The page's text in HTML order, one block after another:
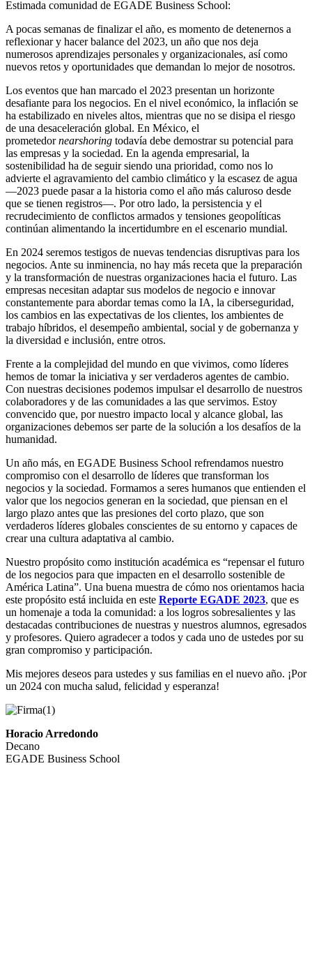
Estimada comunidad de EGADE Business School:
A pocas semanas de finalizar el año, es momento de detenernos a
reflexionar y hacer balance del 2023, un año que nos deja
numerosos aprendizajes personales y organizacionales, así como
nuevos retos y oportunidades que demandan lo mejor de nosotros.
Los eventos que han marcado el 2023 presentan un horizonte
desafiante para los negocios. En el nivel económico, la inflación se
ha estabilizado en niveles altos, mientras que no se disipa el riesgo
de una desaceleración global. En México, el
prometedornearshoring todavía debe demostrar su potencial para
las empresas y la sociedad. En la agenda empresarial, la
sostenibilidad ha de seguir siendo una prioridad, como nos lo
advierte el agravamiento del cambio climático y la escasez de agua
—2023 puede pasar a la historia como el año más caluroso desde
que se tienen registros—. Por otro lado, la persistencia y el
recrudecimiento de conflictos armados y tensiones geopolíticas
continúan alimentando la incertidumbre en el escenario mundial.
En 2024 seremos testigos de nuevas tendencias disruptivas para los
negocios. Ante su inminencia, no hay más receta que la preparación
y la transformación de nuestras organizaciones hacia el futuro. Las
empresas necesitan adaptar sus modelos de negocio e innovar
constantemente para abordar temas como la IA, la ciberseguridad,
los cambios en las expectativas de los clientes, los ambientes de
trabajo híbridos, el desempeño ambiental, social y de gobernanza y
la diversidad e inclusión, entre otros.
Frente a la complejidad del mundo en que vivimos, como líderes
hemos de tomar la iniciativa y ser verdaderos agentes de cambio.
Con nuestras decisiones podemos impulsar el desarrollo de nuestros
colaboradores y de las comunidades a las que servimos. Estoy
convencido que, por nuestro impacto local y alcance global, las
organizaciones debemos ser parte de la solución a los desafíos de la
humanidad.
Un año más, en EGADE Business School refrendamos nuestro
compromiso con el desarrollo de líderes que transforman los
negocios y la sociedad. Formamos a seres humanos que entienden el
valor que los negocios generan en la sociedad, que piensan en el
largo plazo antes que las presiones del corto plazo, que son
verdaderos líderes globales conscientes de su entorno y capaces de
crear una cultura adaptativa al cambio.
Nuestro propósito como institución académica es “repensar el futuro
de los negocios para que impacten en el desarrollo sostenible de
América Latina”. Una buena muestra de cómo nos orientamos hacia
este propósito está incluida en este Reporte EGADE 2023, que es
un homenaje a toda la comunidad: a los logros sobresalientes y las
destacadas contribuciones de nuestras y nuestros alumnos, egresados
y profesores. Quiero agradecer a todos y cada uno de ustedes por su
gran compromiso y participación.
Mis mejores deseos para ustedes y sus familias en el nuevo año. ¡Por
un 2024 con mucha salud, felicidad y esperanza!
Horacio Arredondo
Decano
EGADE Business School